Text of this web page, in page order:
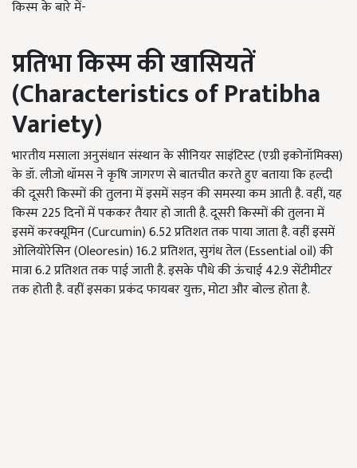
किस्म के बारे में-
प्रतिभाकिस्मकीखासियतें
(Characteristics of Pratibha
Variety)
भारतीय मसाला अनुसंधान संस्थान के सीनियर साइंटिस्ट (एग्री इकोनॉमिक्स)
के डॉ. लीजो थॉमस ने कृषि जागरण से बातचीत करते हुए बताया कि हल्दी
की दूसरी किस्मों की तुलना में इसमें सड़न की समस्या कम आती है. वहीं, यह
किस्म 225 दिनों में पककर तैयार हो जाती है. दूसरी किस्मों की तुलना में
इसमें करक्यूमिन (Curcumin) 6.52 प्रतिशत तक पाया जाता है. वहीं इसमें
ओलियोरेसिन (Oleoresin) 16.2 प्रतिशत, सुगंध तेल (Essential oil) की
मात्रा 6.2 प्रतिशत तक पाई जाती है. इसके पौधे की ऊंचाई 42.9 सेंटीमीटर
तक होती है. वहीं इसका प्रकंद फायबर युक्त, मोटा और बोल्ड होता है.